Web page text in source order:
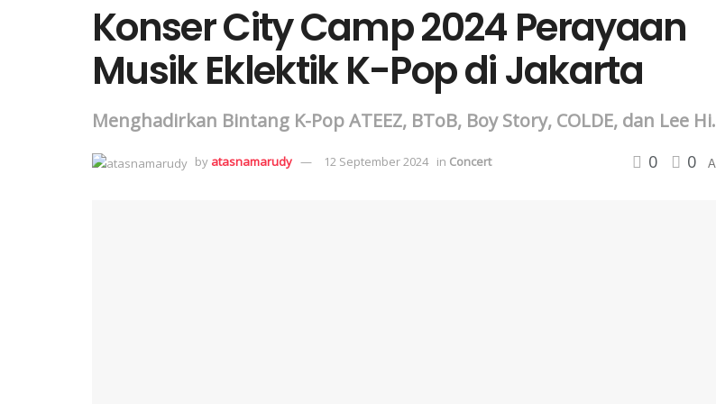
Konser City Camp 2024 Perayaan
Musik Eklektik K-Pop di Jakarta
Menghadirkan Bintang K-Pop ATEEZ, BToB, Boy Story, COLDE, dan Lee Hi.
by atasnamarudy 12 September 2024 in Concert 0 0 A